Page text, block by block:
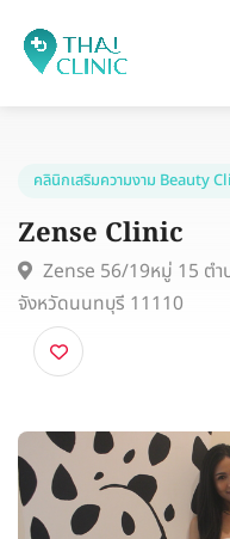
คลินิกเสริมความงาม Beauty
Zense Clinic
Zense 56/19หมู่ 15 ต
จังหวัดนนทบุรี 11110